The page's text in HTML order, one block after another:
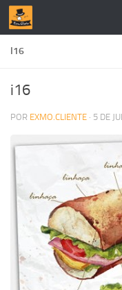
Skip to content
I16
i16
POR EXMO.CLIENTE · 5 DE